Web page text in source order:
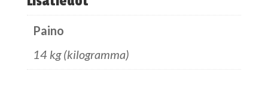
Paino
14 kg (kilogramma)